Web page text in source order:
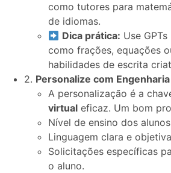
como tutores para
de idiomas.
Dica prática: Use
como frações, equações
habilidades de escrita
2. Personalize com
A personalização é a
virtual eficaz. Um bom
Nível de ensino dos
Linguagem clara e
Solicitações específicas
o aluno.